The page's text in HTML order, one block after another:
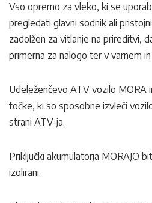
Vso opremo za vleko, ki se
pregledati glavni sodnik ali
zadolžen za vitlanje na prireditvi,
primerna za nalogo ter v varnem
Udeleženčevo ATV vozilo MORA
točke, ki so sposobne izvleči
strani ATV-ja.
Priključki akumulatorja MORAJO
izolirani.